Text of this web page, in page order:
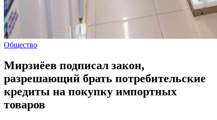
Общество
Мирзиёев подписал закон,
разрешающий брать потребительские
кредиты на покупку импортных
товаров